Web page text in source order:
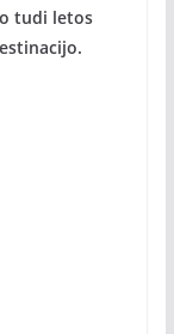
tudi letos